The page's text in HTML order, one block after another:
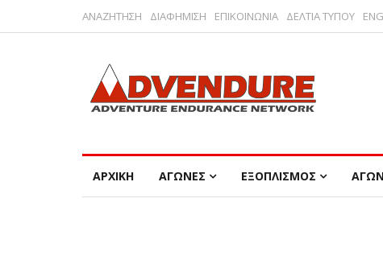
ΑΝΑΖΗΤΗΣΗ ΔΙΑΦΗΜΙΣΗ ΕΠΙΚΟΙΝΩΝΙΑ ΔΕΛΤΙΑ ΤΥΠΟΥ
ΑΡΧΙΚΗ ΑΓΩΝΕΣ ΕΞΟΠΛΙΣΜΟΣ